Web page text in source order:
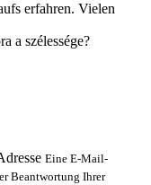
erfahren. Vielen
a szélessége?
Eine E-Mail-
Beantwortung Ihrer